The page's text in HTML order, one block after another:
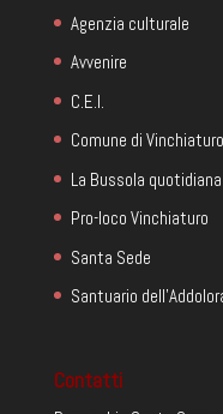
Agenzia culturale
Avvenire
C.E.I.
Comune di Vinchiaturo
La Bussola quotidiana
Pro-loco Vinchiaturo
Santa Sede
Santuario
Contatti